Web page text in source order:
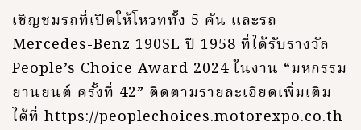
เชิญชมรถที่เปิดให้โหวททั้ง 5 คัน และรถ
Mercedes-Benz 190SL ปี 1958 ที่ได้รับรางวัล
People’s Choice Award 2024 ในงาน “มหกรรม
ยานยนต์ ครั้งที่ 42” ติดตามรายละเอียดเพิ่มเติม
ได้ที่ https://peoplechoices.motorexpo.co.th